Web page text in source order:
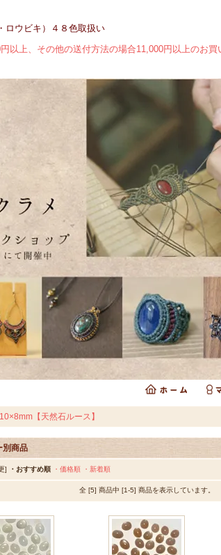
ロウビキ）４８色取扱い
以上、その他の送付方法の場合11,000円以上のお
10×8mm【天然石ルース】
別商品
] ・おすすめ順 ・価格順 ・新着順
全 [5] 商品中 [1-5] 商品を表示しています。